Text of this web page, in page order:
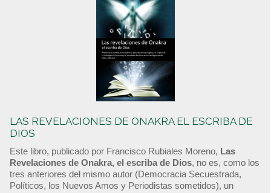
LAS REVELACIONES DE ONAKRA EL ESCRIBA DE
DIOS
Este libro, publicado por Francisco Rubiales Moreno, Las
Revelaciones de Onakra, el escriba de Dios, no es, como los
tres anteriores del mismo autor (Democracia Secuestrada,
Políticos, los Nuevos Amos y Periodistas sometidos), un